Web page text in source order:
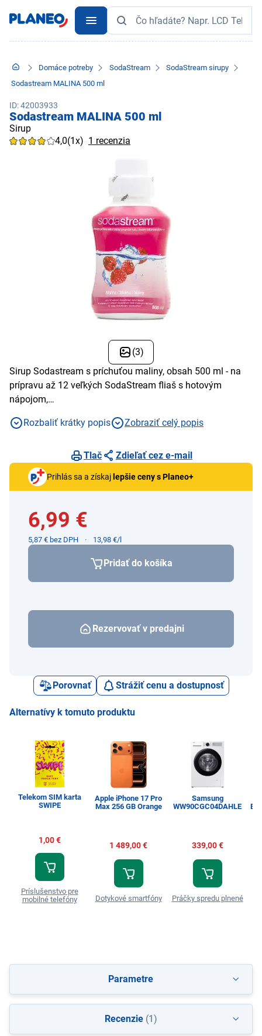
Domáce potreby SodaStream
SodaStream sirupy
Sodastream MALINA 500 ml
ID: 42003933
Sodastream MALINA 500 ml
Sirup
4,0(1x) 1 recenzia
(3)
Sirup Sodastream s príchuťou maliny, obsah 500 ml - na
prípravu až 12 veľkých SodaStream fliaš s hotovým
nápojom,
jednoduché dávkovanie, neobsahuje alergény
Rozbaliť krátky popis Zobraziť celý popis
Tlač Zdieľať cez e-mail
Prihlás sa a získaj lepšie ceny s Planeo+
6,99 €
5,87 € bez DPH 13,98 €/l
Pridať do košíka
Rezervovať v predajni
Porovnať Strážiť cenu a dostupnosť
Alternatívy k tomuto produktu
Telekom SIM karta
SWIPE
1,00 €
Príslušenstvo pre
mobilné telefóny
Apple iPhone 17 Pro
Max 256 GB Orange
1 489,00 €
Dotykové smartfóny
Samsung
WW90CGC04DAHLE
339,00 €
Práčky spredu plnené
Parametre
Recenzie(1)